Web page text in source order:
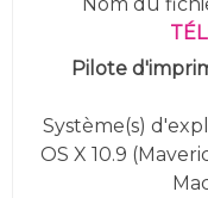
Pilote
Système(s)
OS X 10.9